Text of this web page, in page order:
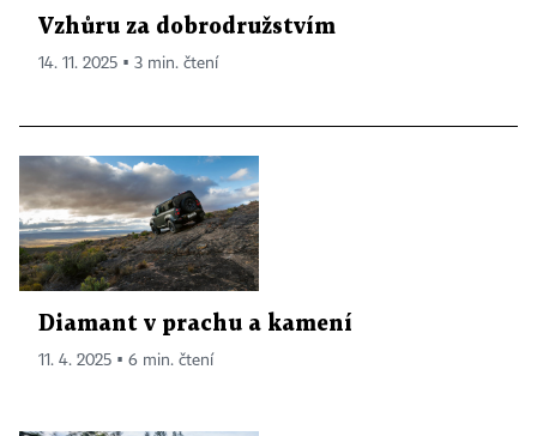
Vzhůru za dobrodružstvím
14. 11. 2025 ▪ 3 min. čtení
Diamant v prachu a kamení
11. 4. 2025 ▪ 6 min. čtení